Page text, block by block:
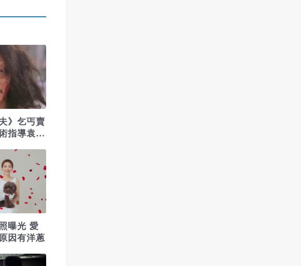
》乞丐賣
指導袁祥
曝光 愛
因有洋蔥